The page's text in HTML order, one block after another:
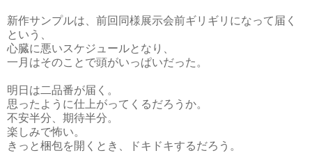
新作サンプルは、前回同様展示会前ギリギリになって届く
という、
心臓に悪いスケジュールとなり、
一月はそのことで頭がいっぱいだった。
明日は二品番が届く。
思ったように仕上がってくるだろうか。
不安半分、期待半分。
楽しみで怖い。
きっと梱包を開くとき、ドキドキするだろう。